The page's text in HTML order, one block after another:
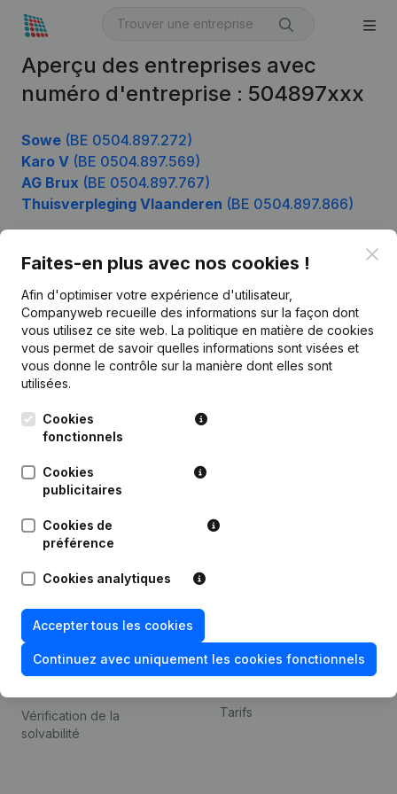
Aperçu des entreprises avec
numéro d'entreprise : 504897xxx
Sowe (BE 0504.897.272)
Karo V (BE 0504.897.569)
AG Brux (BE 0504.897.767)
Thuisverpleging Vlaanderen (BE 0504.897.866)
Faites-en plus avec nos cookies !
Afin d'optimiser votre expérience d'utilisateur,
Companyweb recueille des informations sur la façon dont
vous utilisez ce site web. La politique en matière de cookies
vous permet de savoir quelles informations sont visées et
vous donne le contrôle sur la manière dont elles sont
utilisées.
Cookies
fonctionnels
Cookies
publicitaires
Cookies de
préférence
Cookies analytiques
Accepter tous les cookies
Continuez avec uniquement les cookies fonctionnels
Français
Leuvensesteenweg
248D,
Produit
Informations d’entreprise
Monitoring
Recherche internationale
Thème
de la fraude
Consulter des comptes
annuels
Recherche de numéro de
Vérification de la
solvabilité
Contact
Tarifs